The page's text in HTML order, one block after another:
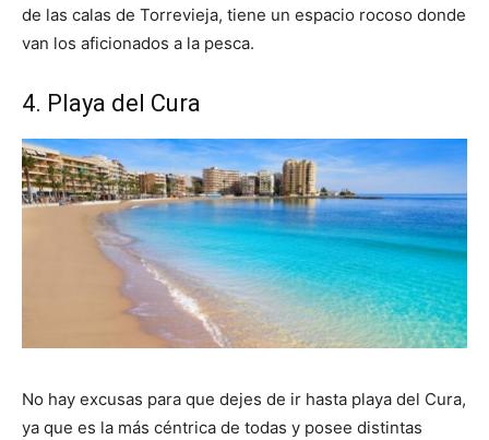
de las calas de Torrevieja, tiene un espacio rocoso donde
van los aficionados a la pesca.
4. Playa del Cura
No hay excusas para que dejes de ir hasta playa del Cura,
ya que es la más céntrica de todas y posee distintas